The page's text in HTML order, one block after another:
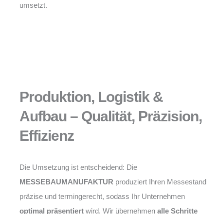
umsetzt.
Produktion, Logistik &
Aufbau – Qualität, Präzision,
Effizienz
Die Umsetzung ist entscheidend: Die
MESSEBAUMANUFAKTUR produziert Ihren Messestand
präzise und termingerecht, sodass Ihr Unternehmen
optimal präsentiert wird. Wir übernehmen alle Schritte